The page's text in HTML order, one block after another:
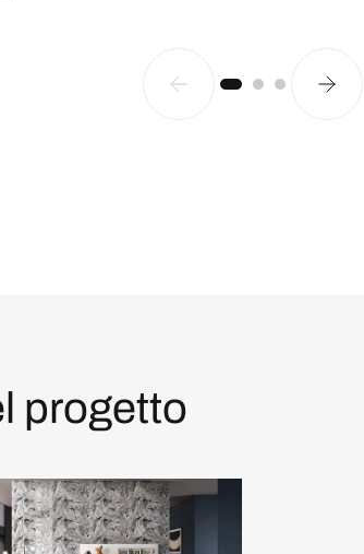
progetto